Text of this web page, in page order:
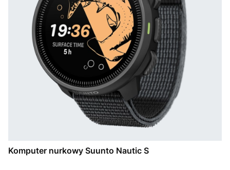
Komputer nurkowy Suunto Nautic S